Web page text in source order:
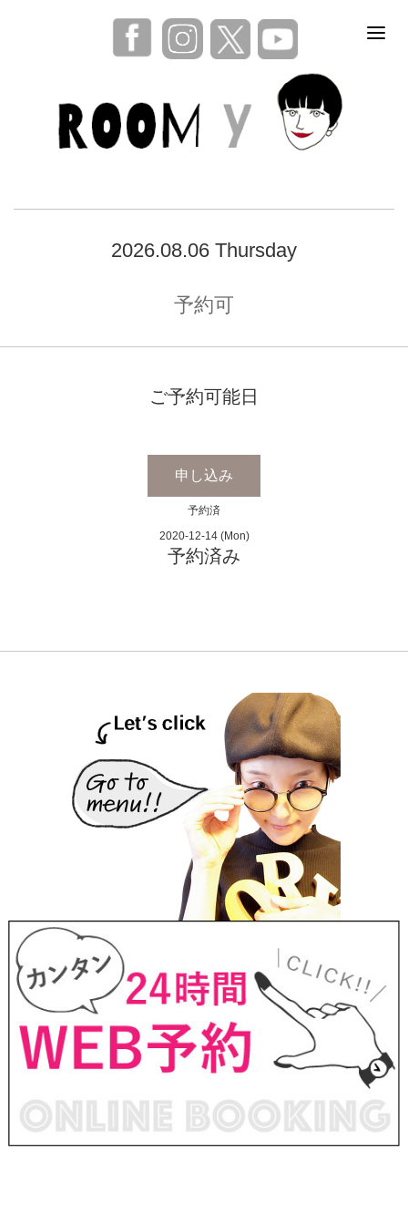
2026.08.06 Thursday
予約可
ご予約可能日
申し込み
予約済
2020-12-14 (Mon)
予約済み